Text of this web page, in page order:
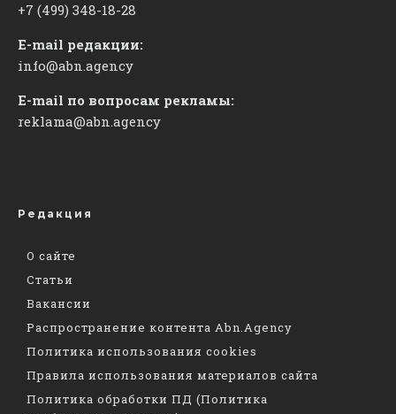
+7 (499) 348-18-28
E-mail редакции:
info@abn.agency
E-mail по вопросам рекламы:
reklama@abn.agency
Редакция
О сайте
Статьи
Вакансии
Распространение контента Abn.Agency
Политика использования cookies
Правила использования материалов сайта
Политика обработки ПД (Политика